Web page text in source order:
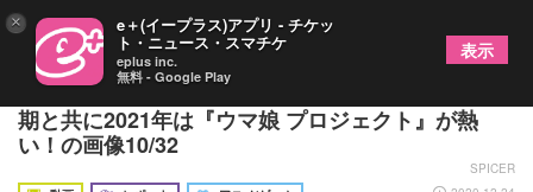
待望のゲームもいよいよリリース間近！ アニメ第2
期と共に2021年は『ウマ娘 プロジェクト』が熱
い！の画像10/32
SPICER
× e＋(イープラス)アプリ - チケッ
ト・ニュース・スマチケ
eplus inc.
無料 - Google Play
表示